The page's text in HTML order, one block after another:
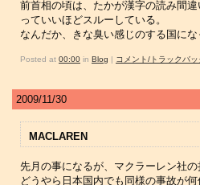
前首相の頃は、たかが漢字の読み間
っていいほどスルーしている。
なんだか、きな臭い感じのする国にな
Posted at 00:00 in Blog | コメント/トラックバッ
2009/11/30
MACLAREN
先月の事になるが、マクラーレン社
どうやら日本国内でも同様の事故が